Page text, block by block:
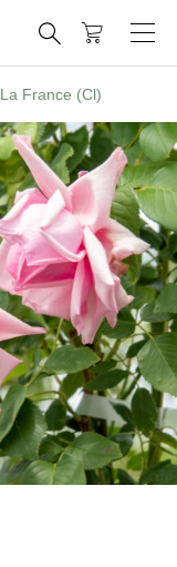

France (Cl)